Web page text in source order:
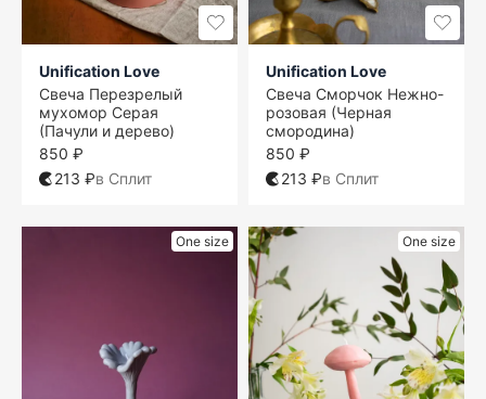
Unification Love
Свеча Перезрелый
мухомор Серая
(Пачули и дерево)
850 ₽
213 ₽в Сплит
Unification Love
Свеча Сморчок Нежно-
розовая (Черная
смородина)
850 ₽
213 ₽в Сплит
One size One size